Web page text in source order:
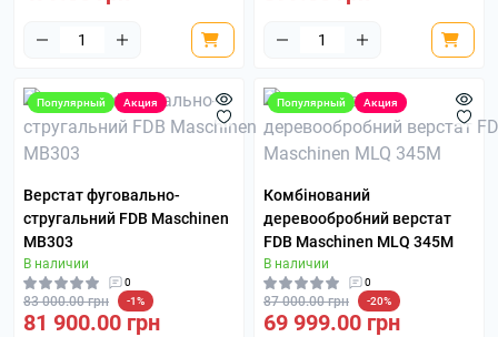
Популярный Акция
Верстат фуговально-
стругальний FDB Maschinen
MB303
В наличии
0
83 000.00 грн -1%
81 900.00 грн
Популярный Акция
Комбінований
деревообробний верстат
FDB Maschinen MLQ 345М
В наличии
0
87 000.00 грн -20%
69 999.00 грн